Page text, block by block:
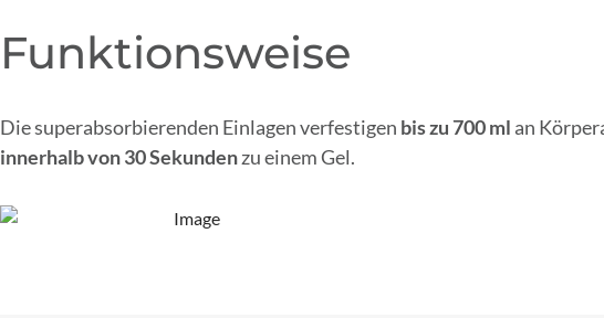
Funktionsweise
Die superabsorbierenden Einlagen verfestigen bis zu 700 ml an
innerhalb von 30 Sekundenzu einem Gel.